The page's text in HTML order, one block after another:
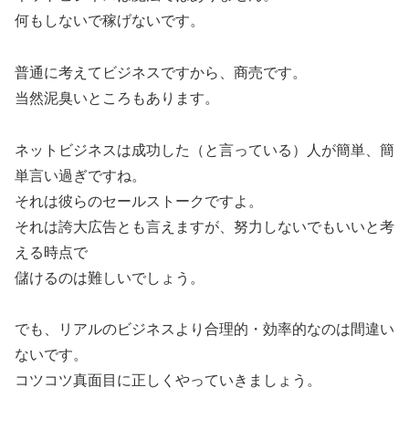
何もしないで稼げないです。
普通に考えてビジネスですから、商売です。
当然泥臭いところもあります。
ネットビジネスは成功した（と言っている）人が簡単、簡
単言い過ぎですね。
それは彼らのセールストークですよ。
それは誇大広告とも言えますが、努力しないでもいいと考
える時点で
儲けるのは難しいでしょう。
でも、リアルのビジネスより合理的・効率的なのは間違い
ないです。
コツコツ真面目に正しくやっていきましょう。